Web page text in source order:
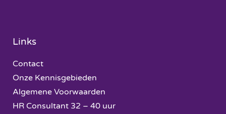
Links
Contact
Onze Kennisgebieden
Algemene Voorwaarden
HR Consultant 32 – 40 uur